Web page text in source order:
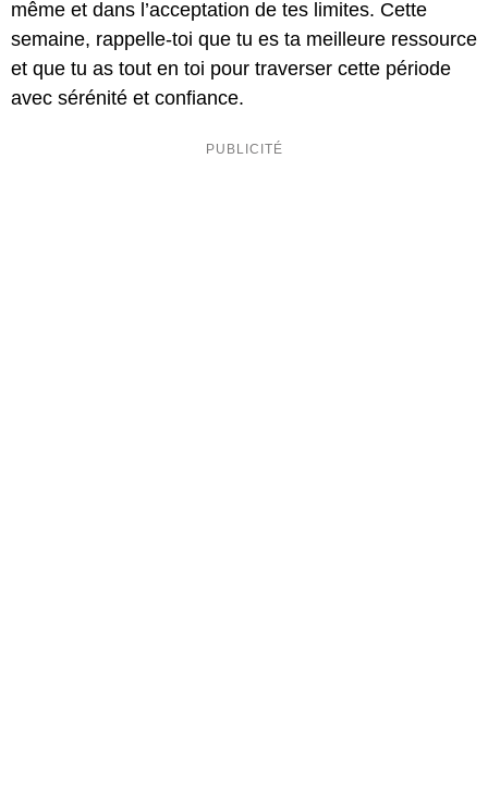
même et dans l’acceptation de tes limites. Cette
semaine, rappelle-toi que tu es ta meilleure ressource
et que tu as tout en toi pour traverser cette période
avec sérénité et confiance.